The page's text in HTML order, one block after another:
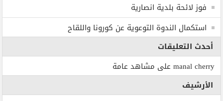
فوز لائحة بلدية انصارية
استكمال الندوة التوعوية عن كورونا واللقاح
أحدث التعليقات
manal cherry على مشاهد عامة
الأرشيف